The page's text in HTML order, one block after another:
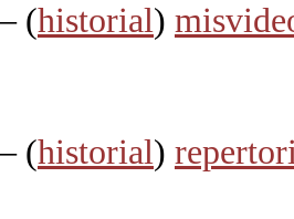
(historial)
(historial)